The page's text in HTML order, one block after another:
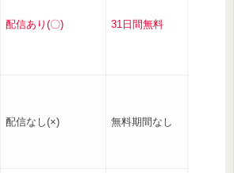
配信あり(〇) 31日間無料
配信なし(×) 無料期間なし